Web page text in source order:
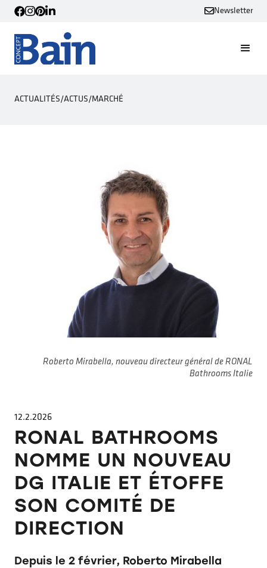
Newsletter
ACTUALITÉS/ACTUS/MARCHÉ
Roberto Mirabella, nouveau directeur général de RONAL
Bathrooms Italie
12.2.2026
RONAL BATHROOMS
NOMME UN NOUVEAU
DG ITALIE ET ÉTOFFE
SON COMITÉ DE
DIRECTION
Depuis le 2 février, Roberto Mirabella